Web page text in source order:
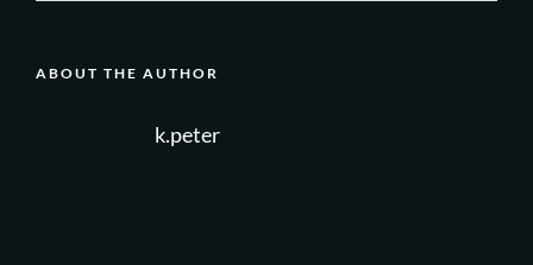
ABOUT THE AUTHOR
k.peter